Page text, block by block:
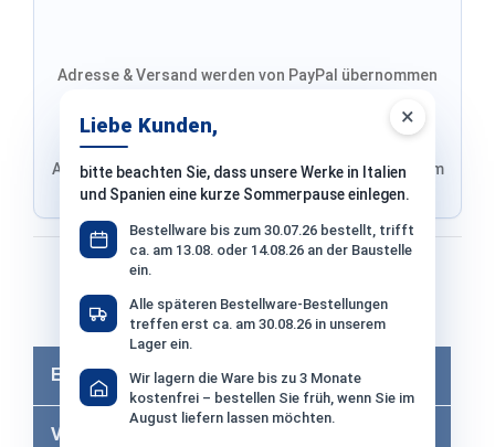
×
Liebe Kunden,
bitte beachten Sie, dass unsere Werke in Italien
und Spanien eine kurze Sommerpause einlegen.
Bestellware bis zum 30.07.26 bestellt, trifft
ca. am 13.08. oder 14.08.26 an der Baustelle
ein.
Alle späteren Bestellware-Bestellungen
treffen erst ca. am 30.08.26 in unserem
Lager ein.
Wir lagern die Ware bis zu 3 Monate
kostenfrei – bestellen Sie früh, wenn Sie im
August liefern lassen möchten.
Adresse & Versand werden von PayPal übernommen
Adresse von Klarna, Versand wird im finalen Schritt im
Shop ausgewählt
Bezahlen mit
Bei Bezahlung per Vorkasse −2% Skonto
Eigenschaften
Versandkosten